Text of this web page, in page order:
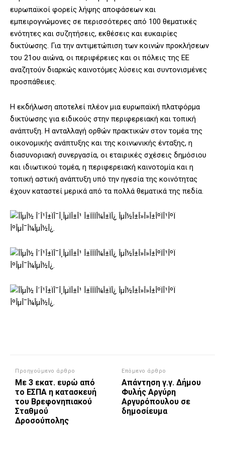
ευρωπαϊκοί φορείς λήψης αποφάσεων και
εμπειρογνώμονες σε περισσότερες από 100 θεματικές
ενότητες και συζητήσεις, εκθέσεις και ευκαιρίες
δικτύωσης. Για την αντιμετώπιση των κοινών προκλήσεων
του 21ου αιώνα, οι περιφέρειες και οι πόλεις της ΕΕ
αναζητούν διαρκώς καινοτόμες λύσεις και συντονισμένες
προσπάθειες.
Η εκδήλωση αποτελεί πλέον μια ευρωπαϊκή πλατφόρμα
δικτύωσης για ειδικούς στην περιφερειακή και τοπική
ανάπτυξη. Η ανταλλαγή ορθών πρακτικών στον τομέα της
οικονομικής ανάπτυξης και της κοινωνικής ένταξης, η
διασυνοριακή συνεργασία, οι εταιρικές σχέσεις δημόσιου
και ιδιωτικού τομέα, η περιφερειακή καινοτομία και η
τοπική αστική ανάπτυξη υπό την ηγεσία της κοινότητας
έχουν καταστεί μερικά από τα πολλά θεματικά της πεδία.
Προηγούμενο άρθρο
Με 3 εκατ. ευρώ από
το ΕΣΠΑ η κατασκευή
του Βρεφονηπιακού
Σταθμού
Δροσούπολης
Επόμενο άρθρο
Απάντηση γ.γ. Δήμου
Φυλής Αργύρη
Αργυρόπουλου σε
δημοσίευμα